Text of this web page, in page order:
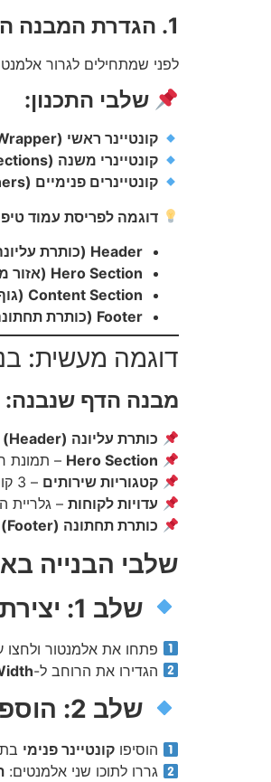
1. הגדרת המבנה הראשי של הדף
לפני שמתחילים לגרור
שלבי התכנון:
קונטיינר ראשי (Wrapper)
קונטיינרי משנה (Sections)
קונטיינרים פנימיים (Inner Containers)
דוגמה לפריסת עמוד
Header (כותרת עליונה)
Hero Section (אזור מרכזי)
Content Section (גוף האתר)
Footer (כותרת תחתונה)
דוגמה מעשית:
מבנה הדף שנבנה:
כותרת עליונה (Header)
Hero Section – תמונת
קטגוריות שירותים – 3 קופסאות עם אייקונים ותיאור
עדויות לקוחות – גלריית
כותרת תחתונה (Footer)
שלבי הבנייה
שלב 1: יצירת קונטיינר ראשי לדף כולו
פתחו את אלמנטור
הגדירו את הרוחב ל-
שלב 2: הוספת Header עם תפריט ניווט
הוסיפוקונטיינר פנימי
גררו לתוכו שני אלמנטים: